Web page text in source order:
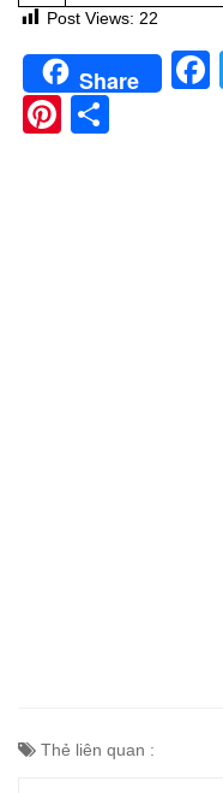
Post Views: 22
Share
Pinterest
Thẻ liên quan :